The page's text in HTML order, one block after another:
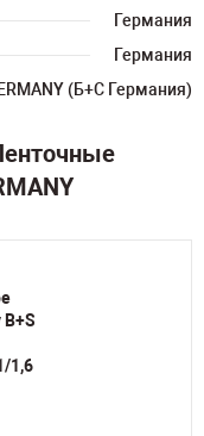
Германия
Германия
(Б+С Германия)
1,6